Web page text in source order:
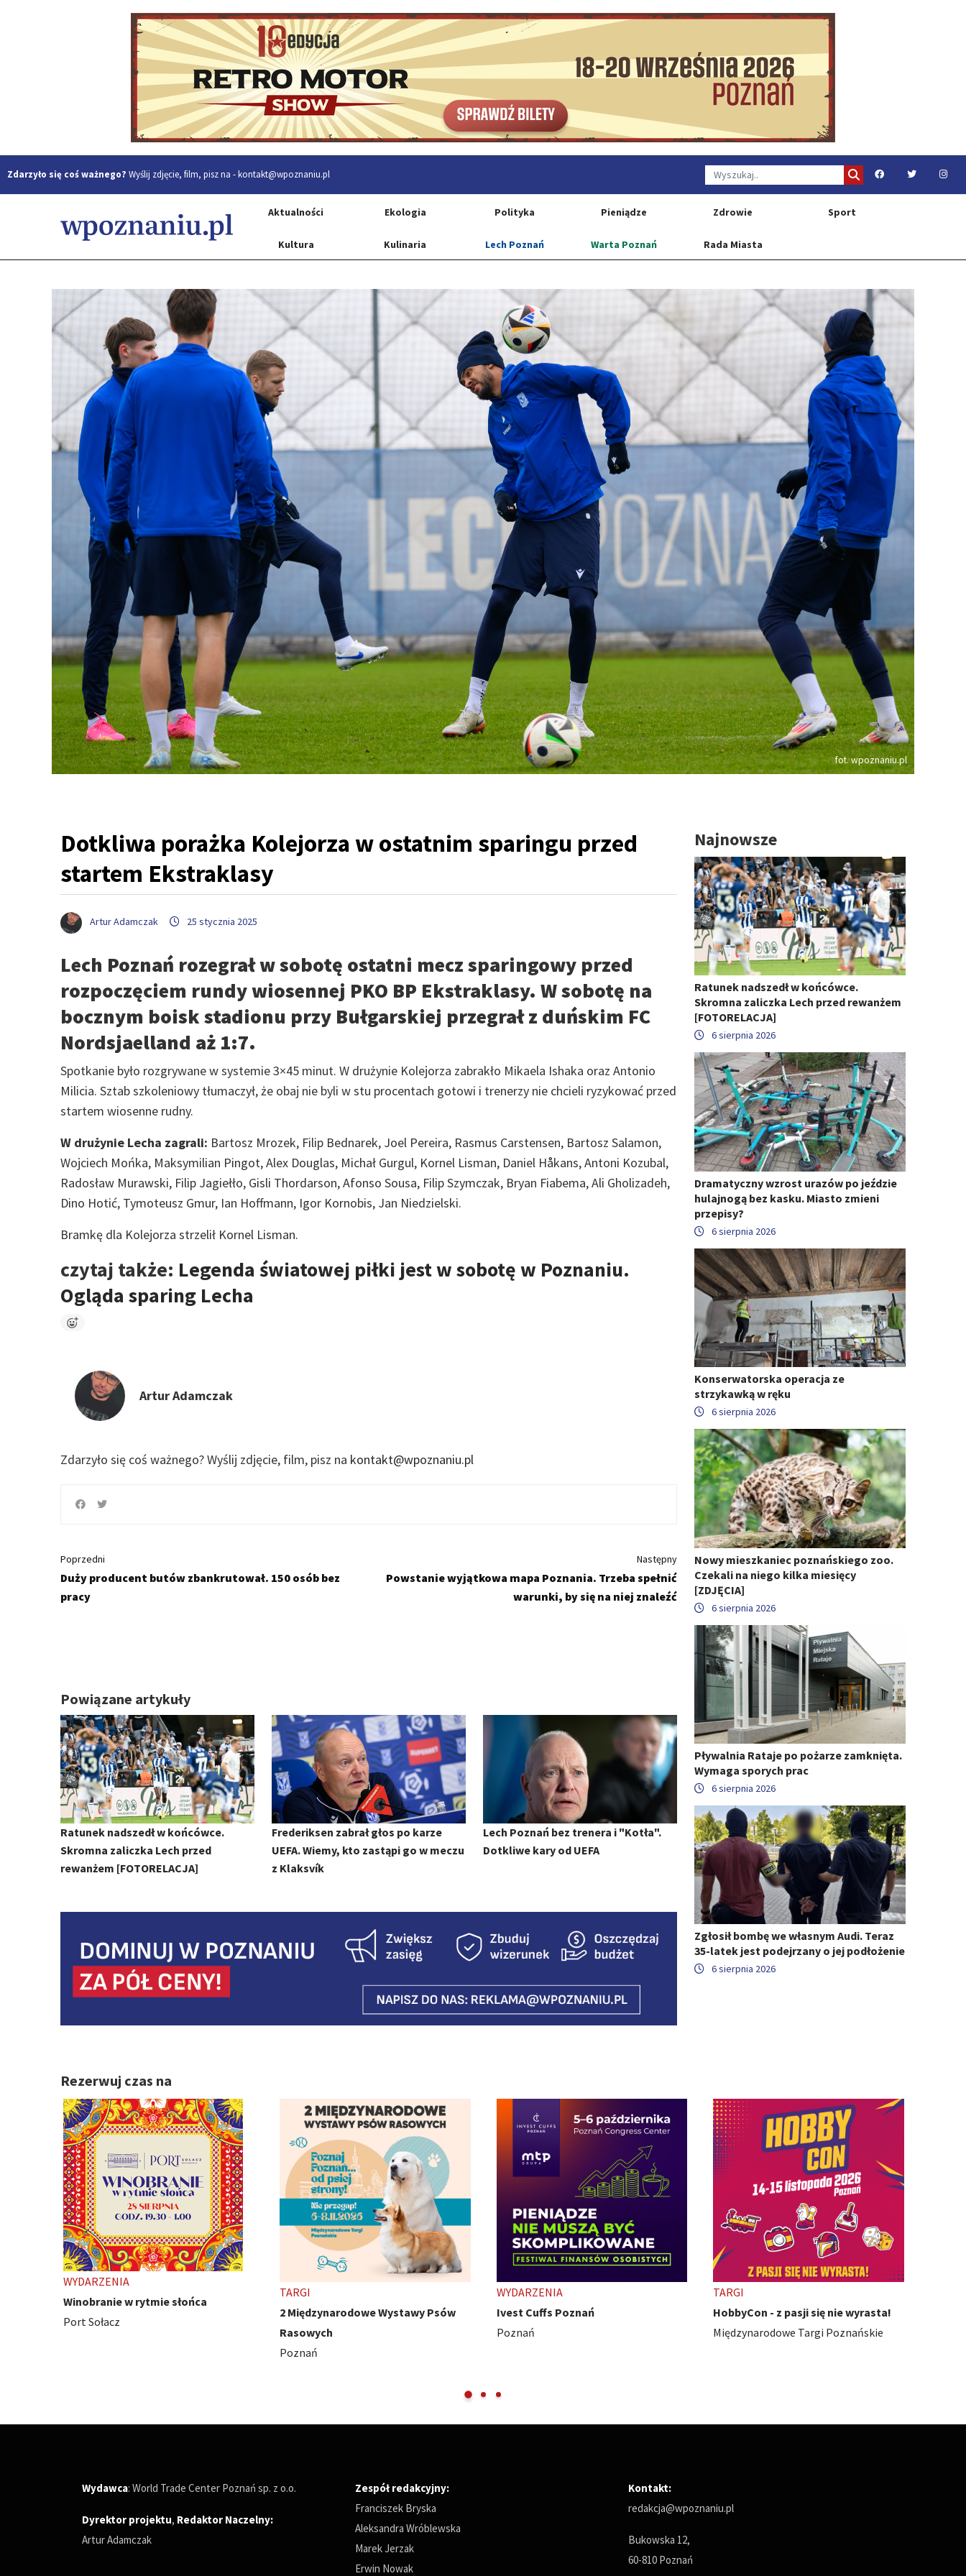
Zdarzyło się coś ważnego? Wyślij zdjęcie, film, pisz na -kontakt@wpoznaniu.pl
Aktualności Ekologia Polityka Pieniądze Zdrowie Sport
Kultura Kulinaria Lech Poznań Warta Poznań Rada Miasta
fot. wpoznaniu.pl
Dotkliwa porażka Kolejorza w ostatnim sparingu przed
startem Ekstraklasy
Artur Adamczak 25 stycznia 2025
Lech Poznań rozegrał w sobotę ostatni mecz sparingowy przed
rozpoczęciem rundy wiosennej PKO BP Ekstraklasy. W sobotę na
bocznym boisk stadionu przy Bułgarskiej przegrał z duńskim FC
Nordsjaelland aż 1:7.
Spotkanie było rozgrywane w systemie 3×45 minut. W drużynie Kolejorza zabrakło Mikaela Ishaka oraz Antonio
Milicia. Sztab szkoleniowy tłumaczył, że obaj nie byli w stu procentach gotowi i trenerzy nie chcieli ryzykować przed
startem wiosenne rudny.
W drużynie Lecha zagrali: Bartosz Mrozek, Filip Bednarek, Joel Pereira, Rasmus Carstensen, Bartosz Salamon,
Wojciech Mońka, Maksymilian Pingot, Alex Douglas, Michał Gurgul, Kornel Lisman, Daniel Håkans, Antoni Kozubal,
Radosław Murawski, Filip Jagiełło, Gisli Thordarson, Afonso Sousa, Filip Szymczak, Bryan Fiabema, Ali Gholizadeh,
Dino Hotić, Tymoteusz Gmur, Ian Hoffmann, Igor Kornobis, Jan Niedzielski.
Bramkę dla Kolejorza strzelił Kornel Lisman.
czytaj także: Legenda światowej piłki jest w sobotę w Poznaniu.
Ogląda sparing Lecha
Artur Adamczak
Zdarzyło się coś ważnego?Wyślij zdjęcie, film, pisz na kontakt@wpoznaniu.pl
Poprzedni
Duży producent butów zbankrutował. 150 osób bez
pracy
Następny
Powstanie wyjątkowa mapa Poznania. Trzeba spełnić
warunki, by się na niej znaleźć
Powiązane artykuły
Ratunek nadszedł w końcówce.
Skromna zaliczka Lech przed
rewanżem [FOTORELACJA]
Frederiksen zabrał głos po karze
UEFA. Wiemy, kto zastąpi go w meczu
z Klaksvík
Lech Poznań bez trenera i "Kotła".
Dotkliwe kary od UEFA
Najnowsze
Ratunek nadszedł w końcówce.
Skromna zaliczka Lech przed rewanżem
[FOTORELACJA]
6 sierpnia 2026
Dramatyczny wzrost urazów po jeździe
hulajnogą bez kasku. Miasto zmieni
przepisy?
6 sierpnia 2026
Konserwatorska operacja ze
strzykawką w ręku
6 sierpnia 2026
Nowy mieszkaniec poznańskiego zoo.
Czekali na niego kilka miesięcy
[ZDJĘCIA]
6 sierpnia 2026
Pływalnia Rataje po pożarze zamknięta.
Wymaga sporych prac
6 sierpnia 2026
Zgłosił bombę we własnym Audi. Teraz
35-latek jest podejrzany o jej podłożenie
6 sierpnia 2026
Rezerwuj czas na
2 Międzynarodowe Wystawy Psów
WYDARZENIA
Ivest Cuffs Poznań
Poznań
TARGI
HobbyCon - z pasji się nie wyrasta!
Międzynarodowe Targi Poznańskie
TARGI
Smaki Regionów 2026
Międzynarodowe Targi Poznańskie
Wydawca: World Trade Center Poznań sp. z o.o.
Dyrektor projektu, Redaktor Naczelny:
Artur Adamczak
Zespół redakcyjny:
Franciszek Bryska
Aleksandra Wróblewska
Marek Jerzak
Erwin Nowak
Kontakt:
redakcja@wpoznaniu.pl
Bukowska 12,
60-810 Poznań